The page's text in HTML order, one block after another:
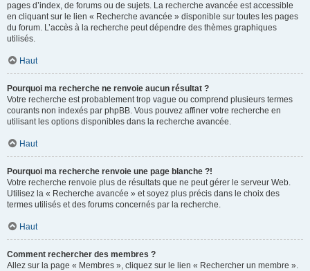
pages d’index, de forums ou de sujets. La recherche avancée est accessible
en cliquant sur le lien « Recherche avancée » disponible sur toutes les pages
du forum. L’accès à la recherche peut dépendre des thèmes graphiques
utilisés.
Haut
Pourquoi ma recherche ne renvoie aucun résultat ?
Votre recherche est probablement trop vague ou comprend plusieurs termes
courants non indexés par phpBB. Vous pouvez affiner votre recherche en
utilisant les options disponibles dans la recherche avancée.
Haut
Pourquoi ma recherche renvoie une page blanche ?!
Votre recherche renvoie plus de résultats que ne peut gérer le serveur Web.
Utilisez la « Recherche avancée » et soyez plus précis dans le choix des
termes utilisés et des forums concernés par la recherche.
Haut
Comment rechercher des membres ?
Allez sur la page « Membres », cliquez sur le lien « Rechercher un membre ».